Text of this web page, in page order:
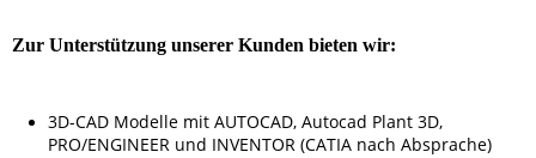
Zur Unterstützung unserer Kunden bieten wir:
3D-CAD Modelle mit AUTOCAD, Autocad Plant 3D,
PRO/ENGINEER und INVENTOR (CATIA nach Absprache)